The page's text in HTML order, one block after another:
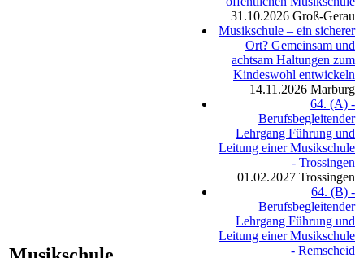
31.10.2026 Groß-Gerau
Musikschule – ein sicherer
Ort? Gemeinsam und
achtsam Haltungen zum
Kindeswohl entwickeln
14.11.2026 Marburg
64. (A) -
Berufsbegleitender
Lehrgang Führung und
Leitung einer Musikschule
- Trossingen
01.02.2027 Trossingen
64. (B) -
Berufsbegleitender
Lehrgang Führung und
Leitung einer Musikschule
- Remscheid